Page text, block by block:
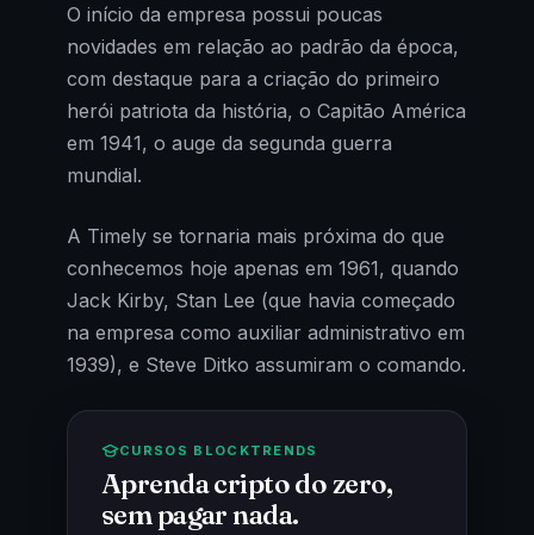
O início da empresa possui poucas
novidades em relação ao padrão da época,
com destaque para a criação do primeiro
herói patriota da história, o Capitão América
em 1941, o auge da segunda guerra
mundial.
A Timely se tornaria mais próxima do que
conhecemos hoje apenas em 1961, quando
Jack Kirby, Stan Lee (que havia começado
na empresa como auxiliar administrativo em
1939), e Steve Ditko assumiram o comando.
CURSOS BLOCKTRENDS
Aprenda cripto do zero,
sem pagar nada.